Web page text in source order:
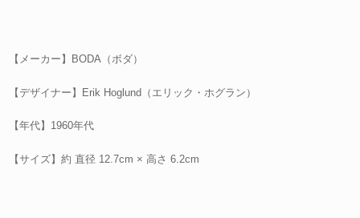
【メーカー】BODA（ボダ）
【デザイナー】Erik Hoglund（エリック・ホグラン）
【年代】1960年代
【サイズ】約 直径 12.7cm × 高さ 6.2cm